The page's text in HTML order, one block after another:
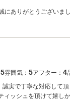
にありがとうござい
5雰囲気： 5アフター： 4
実で丁寧な対応して
ィッシュを頂けて嬉し